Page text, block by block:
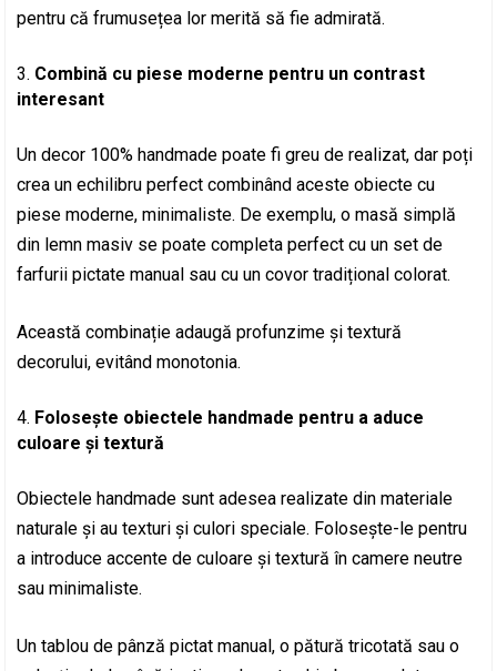
pentru că frumusețea lor merită să fie admirată.
Combină cu piese moderne pentru un contrast
interesant
Un decor 100% handmade poate fi greu de realizat, dar poți
crea un echilibru perfect combinând aceste obiecte cu
piese moderne, minimaliste. De exemplu, o masă simplă
din lemn masiv se poate completa perfect cu un set de
farfurii pictate manual sau cu un covor tradițional colorat.
Această combinație adaugă profunzime și textură
decorului, evitând monotonia.
Folosește obiectele handmade pentru a aduce
culoare și textură
Obiectele handmade sunt adesea realizate din materiale
naturale și au texturi și culori speciale. Folosește-le pentru
a introduce accente de culoare și textură în camere neutre
sau minimaliste.
Un tablou de pânză pictat manual, o pătură tricotată sau o